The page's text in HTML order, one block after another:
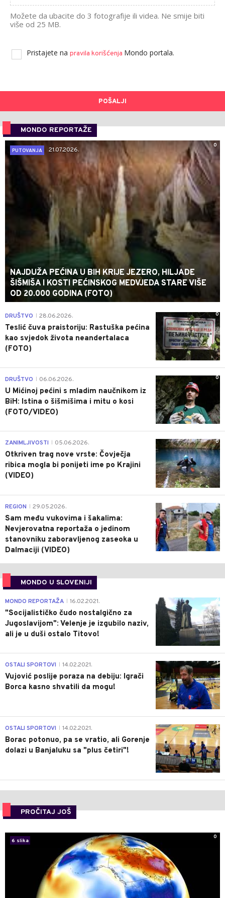
Možete da ubacite do 3 fotografije ili videa. Ne smije biti
više od 25 MB.
Pristajete na pravila korišćenja Mondo portala.
POŠALJI
MONDO REPORTAŽE
0
PUTOVANJA
21.07.2026.
NAJDUŽA PEĆINA U BIH KRIJE JEZERO, HILJADE
ŠIŠMIŠA I KOSTI PEĆINSKOG MEDVJEDA STARE VIŠE
OD 20.000 GODINA (FOTO)
0
DRUŠTVO 28.06.2026.
Teslić čuva praistoriju: Rastuška pećina
kao svjedok života neandertalaca
(FOTO)
0
DRUŠTVO 06.06.2026.
U Mićinoj pećini s mladim naučnikom iz
BiH: Istina o šišmišima i mitu o kosi
(FOTO/VIDEO)
0
ZANIMLJIVOSTI 05.06.2026.
Otkriven trag nove vrste: Čovječja
ribica mogla bi ponijeti ime po Krajini
(VIDEO)
0
REGION 29.05.2026.
Sam među vukovima i šakalima:
Nevjerovatna reportaža o jedinom
stanovniku zaboravljenog zaseoka u
Dalmaciji (VIDEO)
MONDO U SLOVENIJI
4
MONDO REPORTAŽA 16.02.2021.
"Socijalističko čudo nostalgično za
Jugoslavijom": Velenje je izgubilo naziv,
ali je u duši ostalo Titovo!
1
OSTALI SPORTOVI 14.02.2021.
Vujović poslije poraza na debiju: Igrači
Borca kasno shvatili da mogu!
3
OSTALI SPORTOVI 14.02.2021.
Borac potonuo, pa se vratio, ali Gorenje
dolazi u Banjaluku sa "plus četiri"!
PROČITAJ JOŠ
6 slika
0